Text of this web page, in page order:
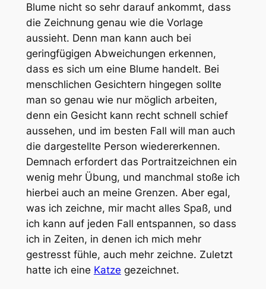
Blume nicht so sehr darauf ankommt, dass
die Zeichnung genau wie die Vorlage
aussieht. Denn man kann auch bei
geringfügigen Abweichungen erkennen,
dass es sich um eine Blume handelt. Bei
menschlichen Gesichtern hingegen sollte
man so genau wie nur möglich arbeiten,
denn ein Gesicht kann recht schnell schief
aussehen, und im besten Fall will man auch
die dargestellte Person wiedererkennen.
Demnach erfordert das Portraitzeichnen ein
wenig mehr Übung, und manchmal stoße ich
hierbei auch an meine Grenzen. Aber egal,
was ich zeichne, mir macht alles Spaß, und
ich kann auf jeden Fall entspannen, so dass
ich in Zeiten, in denen ich mich mehr
gestresst fühle, auch mehr zeichne. Zuletzt
hatte ich eine Katze gezeichnet.